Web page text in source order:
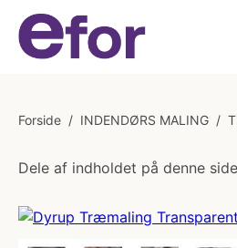
Forside / INDENDØRS MALING /
Dele af indholdet på denne